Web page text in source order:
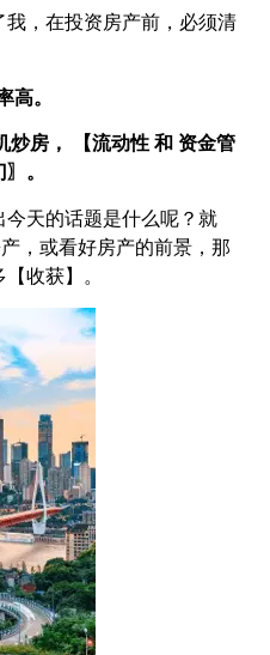
，在投资房产前，必须清
高。
炒房， 【流动性 和 资金管
。
天的话题是什么呢？就
，或看好房产的前景，那
收获】。